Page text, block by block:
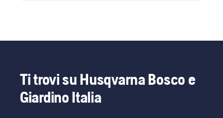
Ti trovi su Husqvarna Bosco e
Giardino Italia